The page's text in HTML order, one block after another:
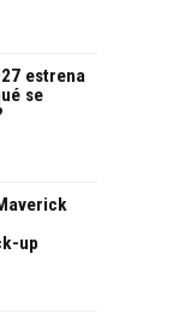
estrena
se
up